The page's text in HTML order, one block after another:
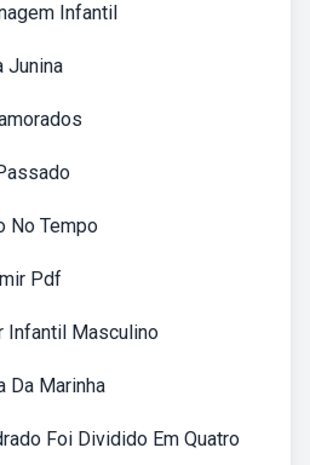
Infantil
Junina
No Tempo
Pdf
Infantil Masculino
Da Marinha
Foi Dividido Em Quatro